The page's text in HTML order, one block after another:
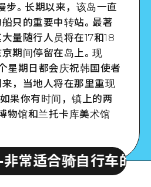
。长期以来，该岛一直
只的重要中转站。最著
量随行人员将在17和18
期间停留在岛上。现
星期日都会庆祝韩国使者
，当地人将在那里重现
果你有时间，镇上的两
馆和兰托卡库美术馆
人。 外带御